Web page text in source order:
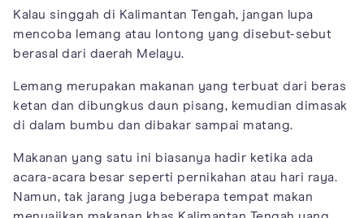
Kalau singgah di Kalimantan Tengah, jangan lupa
mencoba lemang atau lontong yang disebut-sebut
berasal dari daerah Melayu.
Lemang merupakan makanan yang terbuat dari beras
ketan dan dibungkus daun pisang, kemudian dimasak
di dalam bumbu dan dibakar sampai matang.
Makanan yang satu ini biasanya hadir ketika ada
acara-acara besar seperti pernikahan atau hari raya.
Namun, tak jarang juga beberapa tempat makan